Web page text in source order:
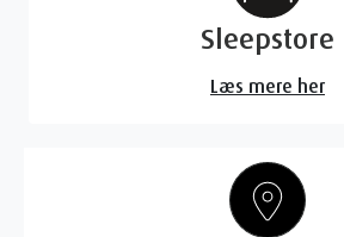
Sleepstore
Læs mere her